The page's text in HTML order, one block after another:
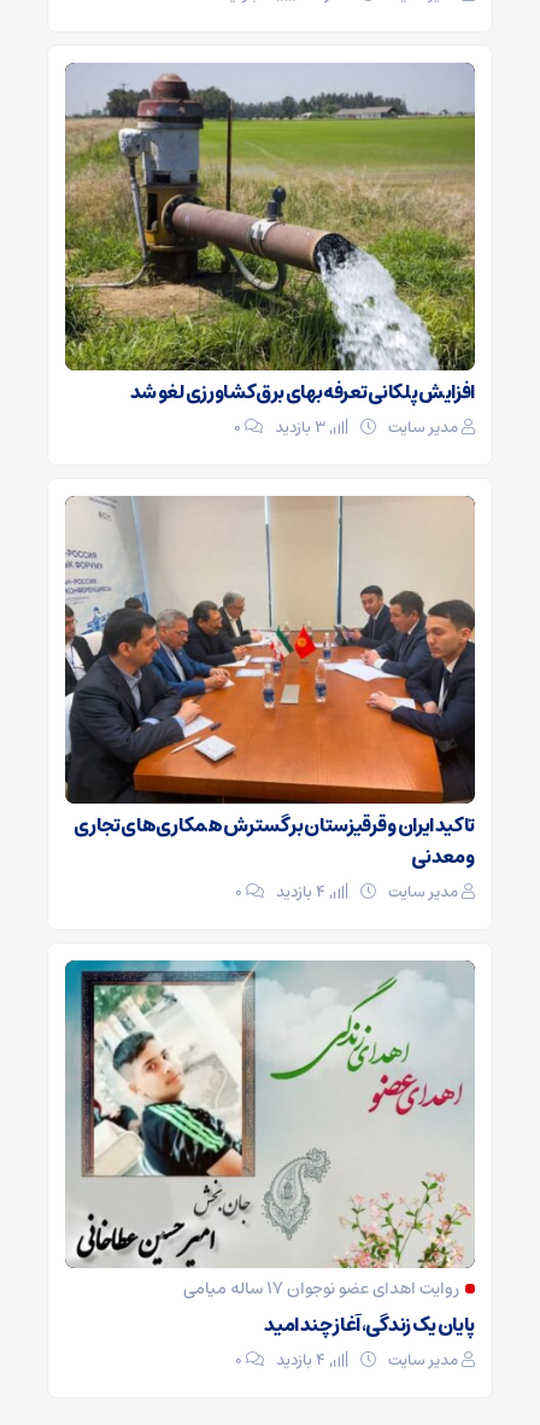
افزایش پلکانی تعرفه بهای برق کشاورزی لغو شد
مدیر سایت ۰
تاکید ایران و قرقیزستان بر گسترش همکاری‌های تجاری
و معدنی
مدیر سایت ۰
روایت اهدای عضو نوجوان ۱۷ ساله میامی
پایان یک زندگی، آغاز چند امید
مدیر سایت ۰